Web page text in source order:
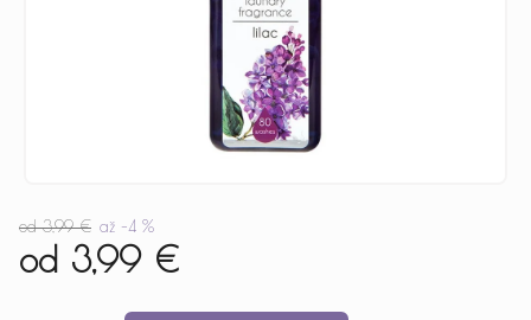
od 3,99 € až –4 %
od 3,99 €